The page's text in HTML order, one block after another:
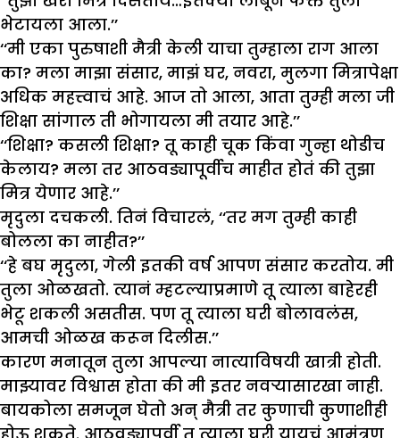
भेटायला आला.’’
‘‘मी एका पुरुषाशी मैत्री केली याचा तुम्हाला राग आला
का? मला माझा संसार, माझं घर, नवरा, मुलगा मित्रापेक्षा
अधिक महत्त्वाचं आहे. आज तो आला, आता तुम्ही मला जी
शिक्षा सांगाल ती भोगायला मी तयार आहे.’’
‘‘शिक्षा? कसली शिक्षा? तू काही चूक किंवा गुन्हा थोडीच
केलाय? मला तर आठवड्यापूर्वीच माहीत होतं की तुझा
मित्र येणार आहे.’’
मृदुला दचकली. तिनं विचारलं, ‘‘तर मग तुम्ही काही
बोलला का नाहीत?’’
‘‘हे बघ मृदुला, गेली इतकी वर्ष आपण संसार करतोय. मी
तुला ओळखतो. त्यानं म्हटल्याप्रमाणे तू त्याला बाहेरही
भेटू शकली असतीस. पण तू त्याला घरी बोलावलंस,
आमची ओळख करून दिलीस.’’
कारण मनातून तुला आपल्या नात्याविषयी खात्री होती.
माझ्यावर विश्वास होता की मी इतर नवऱ्यासारखा नाही.
बायकोला समजून घेतो अन् मैत्री तर कुणाची कुणाशीही